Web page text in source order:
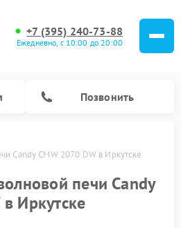
+7 (395) 240-73-88
Ежедневно, с 10:00 до 20:00
Позвонить
Candy CMW 2070 DW в Иркутске
печи Candy
Иркутске